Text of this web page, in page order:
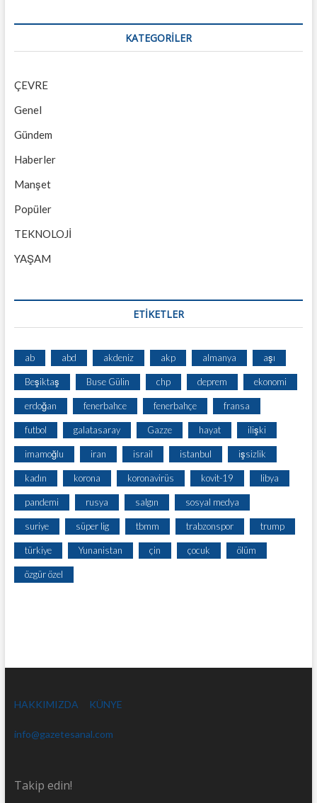
KATEGORILER
ÇEVRE
Genel
Gündem
Haberler
Manşet
Popüler
TEKNOLOJİ
YAŞAM
ETİKETLER
ab abd akdeniz akp almanya aşı
Beşiktaş Buse Gülin chp deprem ekonomi
erdoğan fenerbahce fenerbahçe fransa
futbol galatasaray Gazze hayat ilişki
imamoğlu iran israil istanbul işsizlik
kadın korona koronavirüs kovit-19 libya
pandemi rusya salgın sosyal medya
suriye süper lig tbmm trabzonspor trump
türkiye Yunanistan çin çocuk ölüm
özgür özel
HAKKIMIZDA KÜNYE
info@gazetesanal.com
Takip edin!